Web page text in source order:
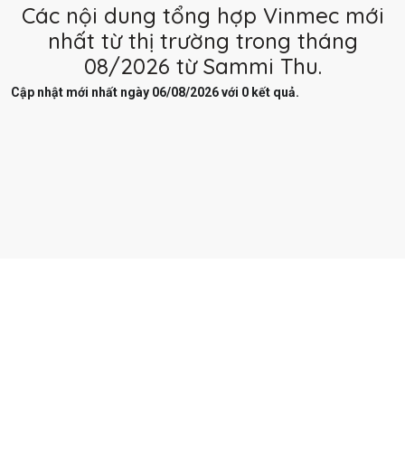
Các nội dung tổng hợp Vinmec mới
nhất từ thị trường trong tháng
08/2026 từ Sammi Thu.
Cập nhật mới nhất ngày 06/08/2026 với 0 kết quả.